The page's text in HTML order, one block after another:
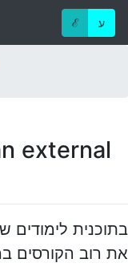
ℰ ע
external
בתוכנית
את רוב הקורסים